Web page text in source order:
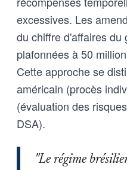
excessives. Les
du chiffre d'affaires du
plafonnées à 50
Cette approche se
américain (procès
(évaluation des
DSA).
"Le régime